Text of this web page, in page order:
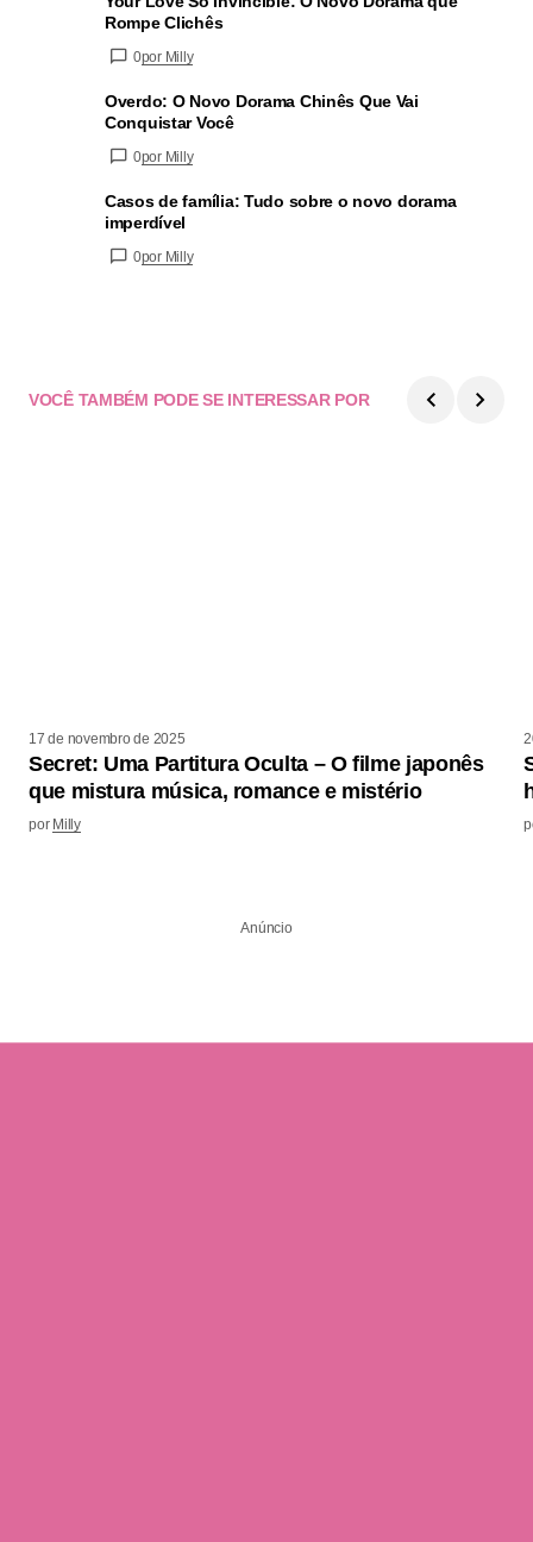
Rompe Clichês
0por Milly
Overdo: O Novo Dorama Chinês Que Vai
Conquistar Você
0por Milly
Casos de família: Tudo sobre o novo dorama
imperdível
0por Milly
VOCÊ TAMBÉM PODE SE INTERESSAR POR
17 de novembro de 2025
Secret: Uma Partitura Oculta – O filme japonês
que mistura música, romance e mistério
por Milly
Anúncio